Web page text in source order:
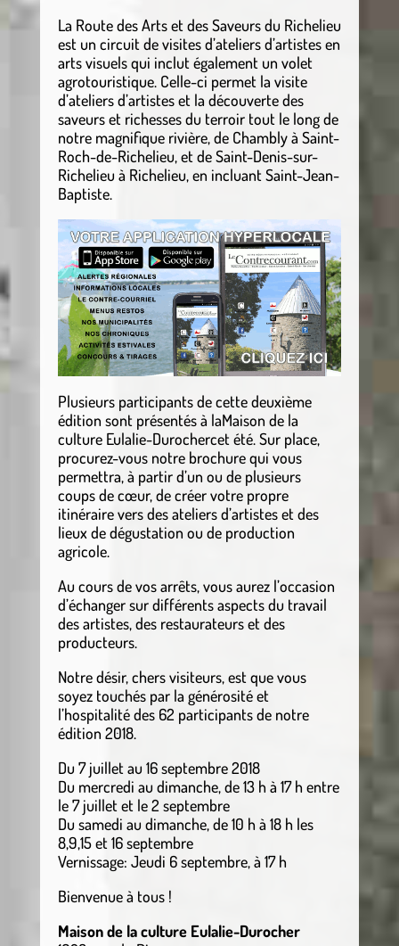
La Route des Arts et des Saveurs du Richelieu
est un circuit de visites d’ateliers d’artistes en
arts visuels qui inclut également un volet
agrotouristique. Celle-ci permet la visite
d’ateliers d’artistes et la découverte des
saveurs et richesses du terroir tout le long de
notre magnifique rivière, de Chambly à Saint-
Roch-de-Richelieu, et de Saint-Denis-sur-
Richelieu à Richelieu, en incluant Saint-Jean-
Baptiste.
Plusieurs participants de cette deuxième
édition sont présentés à laMaison de la
culture Eulalie-Durochercet été. Sur place,
procurez-vous notre brochure qui vous
permettra, à partir d’un ou de plusieurs
coups de cœur, de créer votre propre
itinéraire vers des ateliers d’artistes et des
lieux de dégustation ou de production
agricole.
Au cours de vos arrêts, vous aurez l’occasion
d’échanger sur différents aspects du travail
des artistes, des restaurateurs et des
producteurs.
Notre désir, chers visiteurs, est que vous
soyez touchés par la générosité et
l’hospitalité des 62 participants de notre
édition 2018.
Du 7 juillet au 16 septembre 2018
Du mercredi au dimanche, de 13 h à 17 h entre
le 7 juillet et le 2 septembre
Du samedi au dimanche, de 10 h à 18 h les
8,9,15 et 16 septembre
Vernissage: Jeudi 6 septembre, à 17 h
Bienvenue à tous !
Maison de la culture Eulalie-Durocher